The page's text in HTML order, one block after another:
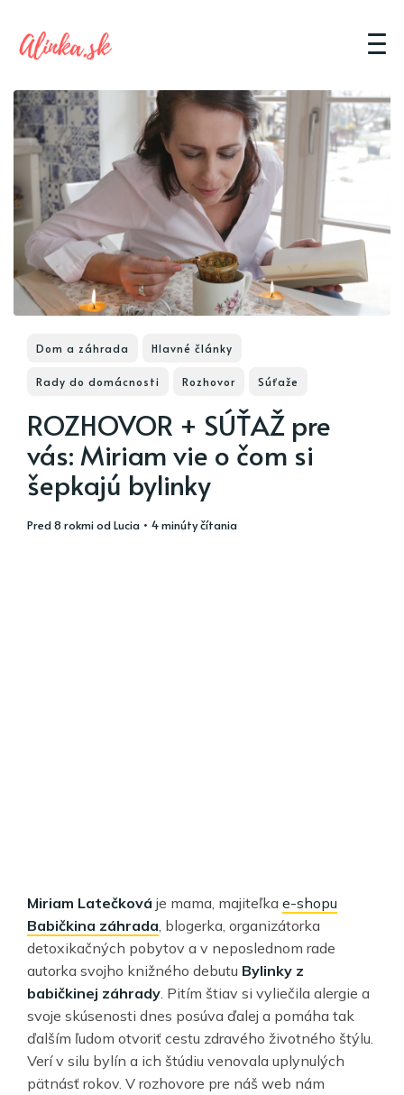
Dom a záhrada Hlavné články
Rady do domácnosti Rozhovor Súťaže
ROZHOVOR + SÚŤAŽ pre
vás: Miriam vie o čom si
šepkajú bylinky
pred 8 rokmiodLucia • 4 minúty čítania
Miriam Latečková je mama, majiteľka e-shopu
Babičkina záhrada, blogerka, organizátorka
detoxikačných pobytov a v neposlednom rade
autorka svojho knižného debutu Bylinky z
babičkinej záhrady. Pitím štiav si vyliečila alergie a
svoje skúsenosti dnes posúva ďalej a pomáha tak
ďalším ľudom otvoriť cestu zdravého životného štýlu.
Verí v silu bylín a ich štúdiu venovala uplynulých
pätnásť rokov. V rozhovore pre náš web nám